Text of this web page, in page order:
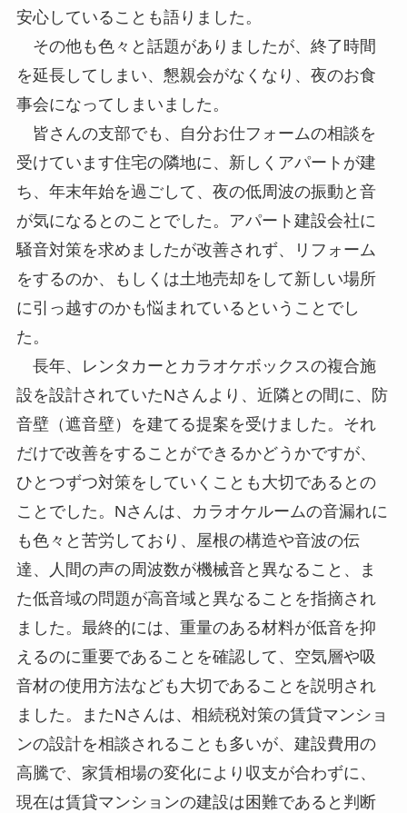
安心していることも語りました。
その他も色々と話題がありましたが、終了時間
を延長してしまい、懇親会がなくなり、夜のお食
事会になってしまいました。
皆さんの支部でも、自分お仕フォームの相談を
受けています住宅の隣地に、新しくアパートが建
ち、年末年始を過ごして、夜の低周波の振動と音
が気になるとのことでした。アパート建設会社に
騒音対策を求めましたが改善されず、リフォーム
をするのか、もしくは土地売却をして新しい場所
に引っ越すのかも悩まれているということでし
た。
長年、レンタカーとカラオケボックスの複合施
設を設計されていたNさんより、近隣との間に、防
音壁（遮音壁）を建てる提案を受けました。それ
だけで改善をすることができるかどうかですが、
ひとつずつ対策をしていくことも大切であるとの
ことでした。Nさんは、カラオケルームの音漏れに
も色々と苦労しており、屋根の構造や音波の伝
達、人間の声の周波数が機械音と異なること、ま
た低音域の問題が高音域と異なることを指摘され
ました。最終的には、重量のある材料が低音を抑
えるのに重要であることを確認して、空気層や吸
音材の使用方法なども大切であることを説明され
ました。またNさんは、相続税対策の賃貸マンショ
ンの設計を相談されることも多いが、建設費用の
高騰で、家賃相場の変化により収支が合わずに、
現在は賃貸マンションの建設は困難であると判断